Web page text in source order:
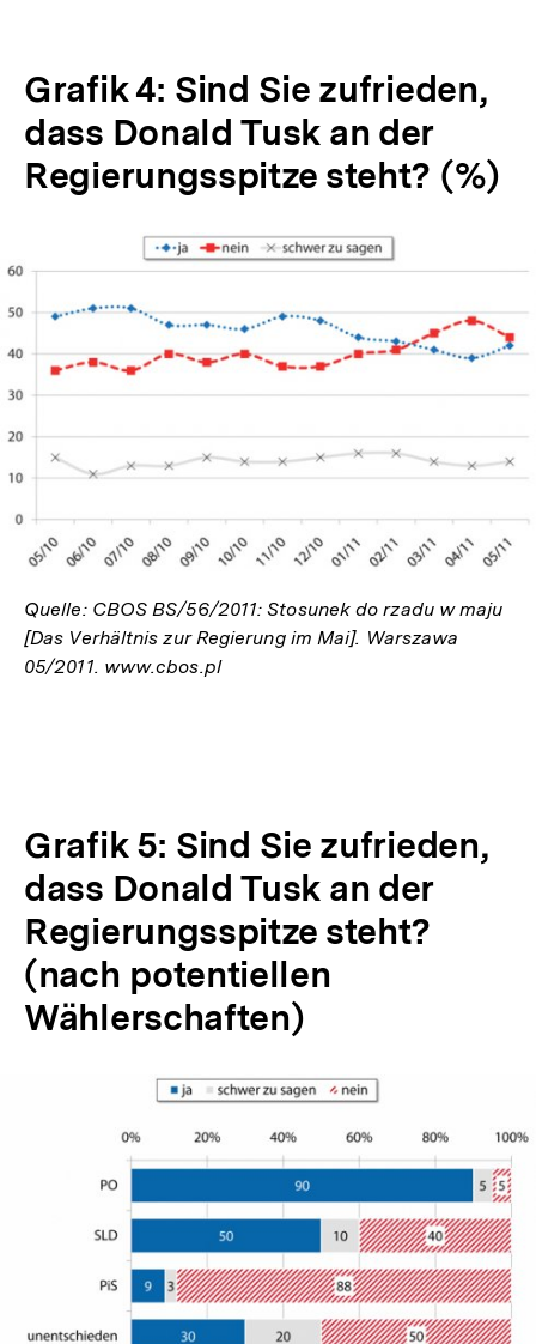
Grafik 4: Sind Sie zufrieden,
dass Donald Tusk an der
Regierungsspitze steht? (%)
Lightbox
öffnen
Quelle: CBOS BS/56/2011: Stosunek do rzadu w maju
[Das Verhältnis zur Regierung im Mai]. Warszawa
05/2011. www.cbos.pl
Grafik 5: Sind Sie zufrieden,
dass Donald Tusk an der
Regierungsspitze steht?
(nach potentiellen
Wählerschaften)
In
Lightbox
öffnen